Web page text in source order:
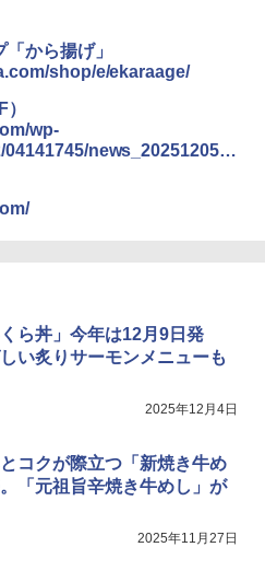
から揚げ」
shop/e/ekaraage/
wp-
news_2025120501
ら丼」今年は12月9日発
い炙りサーモンメニューも
2025年12月4日
コクが際立つ「新焼き牛め
「元祖旨辛焼き牛めし」が
2025年11月27日